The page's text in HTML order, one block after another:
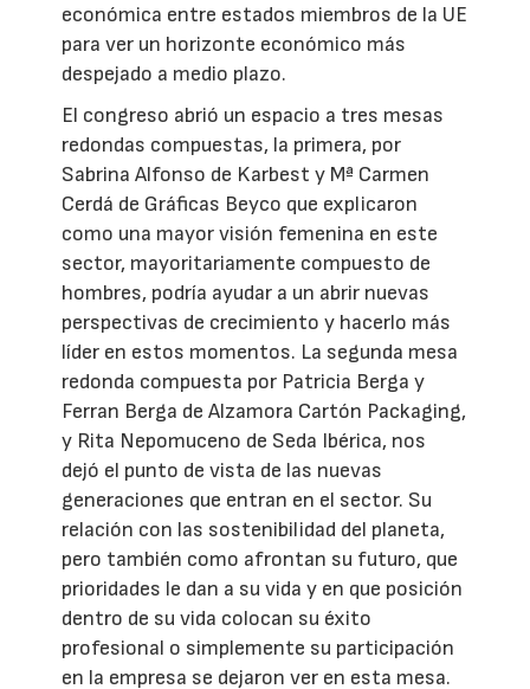
económica entre estados miembros de la UE
para ver un horizonte económico más
despejado a medio plazo.
El congreso abrió un espacio a tres mesas
redondas compuestas, la primera, por
Sabrina Alfonso de Karbest y Mª Carmen
Cerdá de Gráficas Beyco que explicaron
como una mayor visión femenina en este
sector, mayoritariamente compuesto de
hombres, podría ayudar a un abrir nuevas
perspectivas de crecimiento y hacerlo más
líder en estos momentos. La segunda mesa
redonda compuesta por Patricia Berga y
Ferran Berga de Alzamora Cartón Packaging,
y Rita Nepomuceno de Seda Ibérica, nos
dejó el punto de vista de las nuevas
generaciones que entran en el sector. Su
relación con las sostenibilidad del planeta,
pero también como afrontan su futuro, que
prioridades le dan a su vida y en que posición
dentro de su vida colocan su éxito
profesional o simplemente su participación
en la empresa se dejaron ver en esta mesa.